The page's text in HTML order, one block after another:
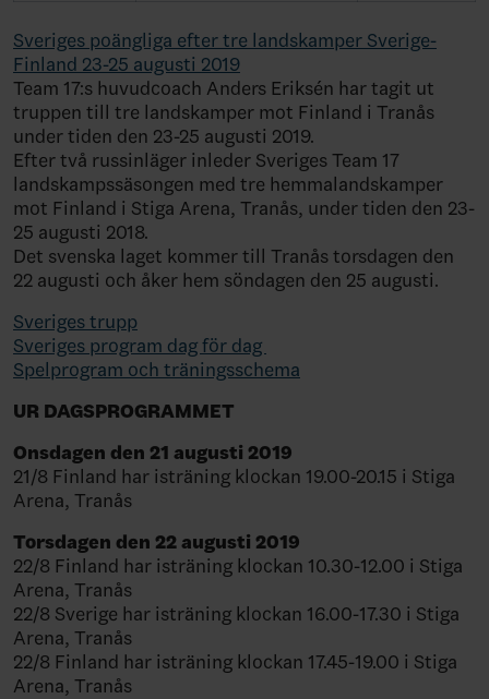
Sveriges poängliga efter tre landskamper Sverige-
Finland 23-25 augusti 2019
Team 17:s huvudcoach Anders Eriksén har tagit ut
truppen till tre landskamper mot Finland i Tranås
under tiden den 23-25 augusti 2019.
Efter två russinläger inleder Sveriges Team 17
landskampssäsongen med tre hemmalandskamper
mot Finland i Stiga Arena, Tranås, under tiden den 23-
25 augusti 2018.
Det svenska laget kommer till Tranås torsdagen den
22 augusti och åker hem söndagen den 25 augusti.
Sveriges trupp
Sveriges program dag för dag
Spelprogram och träningsschema
UR DAGSPROGRAMMET
Onsdagen den 21 augusti 2019
21/8 Finland har isträning klockan 19.00-20.15 i Stiga
Arena, Tranås
Torsdagen den 22 augusti 2019
22/8 Finland har isträning klockan 10.30-12.00 i Stiga
Arena, Tranås
22/8 Sverige har isträning klockan 16.00-17.30 i Stiga
Arena, Tranås
22/8 Finland har isträning klockan 17.45-19.00 i Stiga
Arena, Tranås